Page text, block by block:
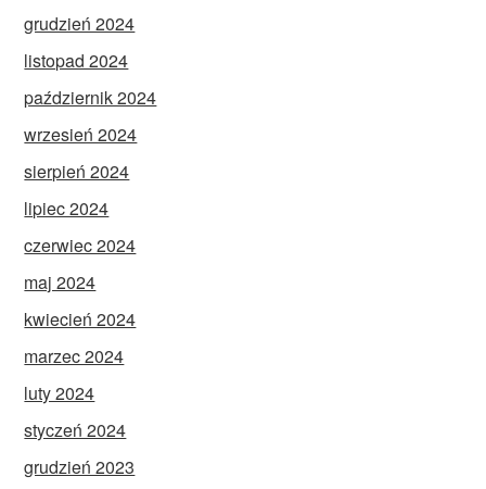
grudzień 2024
listopad 2024
październik 2024
wrzesień 2024
sierpień 2024
lipiec 2024
czerwiec 2024
maj 2024
kwiecień 2024
marzec 2024
luty 2024
styczeń 2024
grudzień 2023